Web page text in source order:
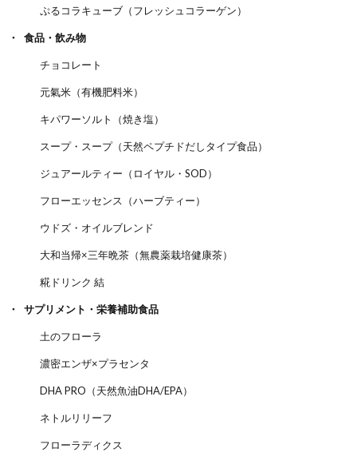
ぷるコラキューブ（フレッシュコラーゲン）
食品・飲み物
チョコレート
元氣米（有機肥料米）
キパワーソルト（焼き塩）
スープ・スープ（天然ペプチドだしタイプ食品）
ジュアールティー（ロイヤル・SOD）
フローエッセンス（ハーブティー）
ウドズ・オイルブレンド
大和当帰×三年晩茶（無農薬栽培健康茶）
糀ドリンク 結
サプリメント・栄養補助食品
土のフローラ
濃密エンザ×プラセンタ
DHA PRO（天然魚油DHA/EPA）
ネトルリリーフ
フローラディクス